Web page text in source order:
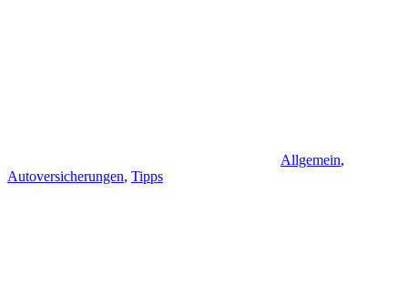
Allgemein,
Autoversicherungen, Tipps